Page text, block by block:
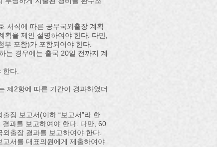
서식에 따른 공무국외출장 계획
획을 제안 설명하여야 한다. 다만,
포함)가 포함되어야 한다.
는 경우에는 출국 20일 전까지 계
다.
제2항에 따른 기간이 경과하였더
장 보고서(이하 “보고서”라 한
과를 보고하여야 한다. 다만, 60
출장 결과를 보고하여야 한다.
서를 대표의원에게 제출하여야